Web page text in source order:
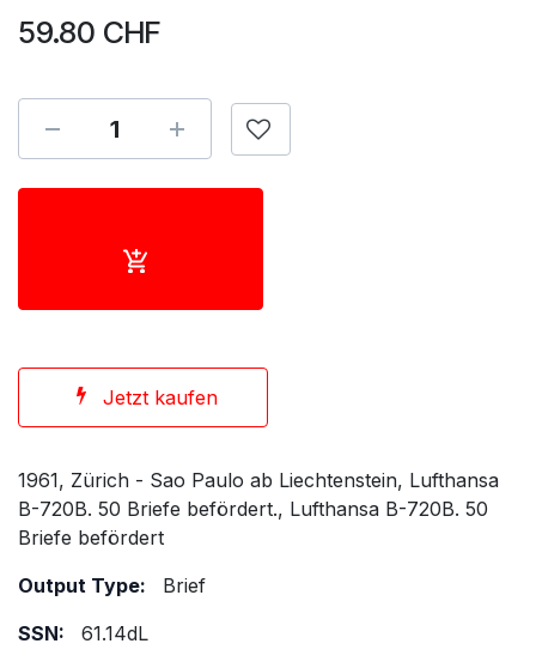
59.80 CHF
Jetzt kaufen
1961, Zürich - Sao Paulo ab Liechtenstein, Lufthansa
B-720B. 50 Briefe befördert., Lufthansa B-720B. 50
Briefe befördert
Output Type:
Brief
SSN:
61.14dL